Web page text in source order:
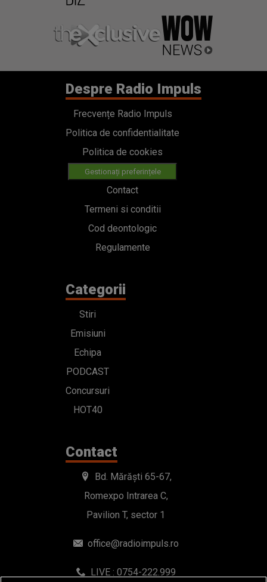
Despre Radio Impuls
Frecvențe Radio Impuls
Politica de confidentialitate
Politica de cookies
Gestionați preferințele
Contact
Termeni si conditii
Cod deontologic
Regulamente
Categorii
Stiri
Emisiuni
Echipa
PODCAST
Concursuri
HOT40
Contact
Bd. Mărăști 65-67,
Romexpo Intrarea C,
Pavilion T, sector 1
office@radioimpuls.ro
LIVE : 0754-222.999